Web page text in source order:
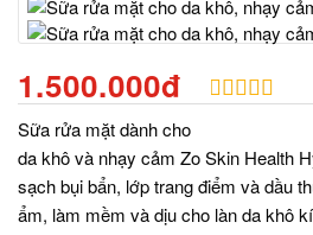
1.500.000đ
Sữa rửa mặt dành cho
da khô và nhạy cảm Zo Skin Health
sạch bụi bẩn, lớp trang điểm và dầu
ẩm, làm mềm và dịu cho làn da khô